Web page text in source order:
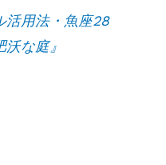
活用法・魚座28
な庭』